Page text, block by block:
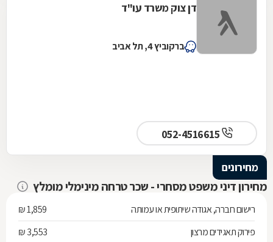
דן צוק משרד עו"ד
ברקוביץ 4, תל אביב
מחירונים
מחירון דיני משפט מסחרי - שכר טרחה מינימלי מומלץ
רישום חברה, אגודה שיתופית או עמותה
1,859 ₪
פירוק תאגידים מרצון
3,553 ₪